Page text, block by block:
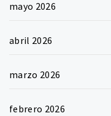
mayo 2026
abril 2026
marzo 2026
febrero 2026